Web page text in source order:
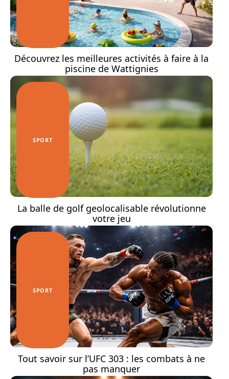
Découvrez les meilleures activités à faire à la
piscine de Wattignies
SPORT
La balle de golf geolocalisable révolutionne
votre jeu
SPORT
Tout savoir sur l’UFC 303 : les combats à ne
pas manquer